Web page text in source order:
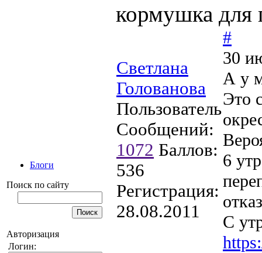
Блоги
Поиск по сайту
Авторизация
Логин:
кормушка для
Светлана
Голованова
Пользователь
Сообщений:
1072 Баллов:
536
Регистрация:
28.08.2011
#
30
А у
Это
6
С